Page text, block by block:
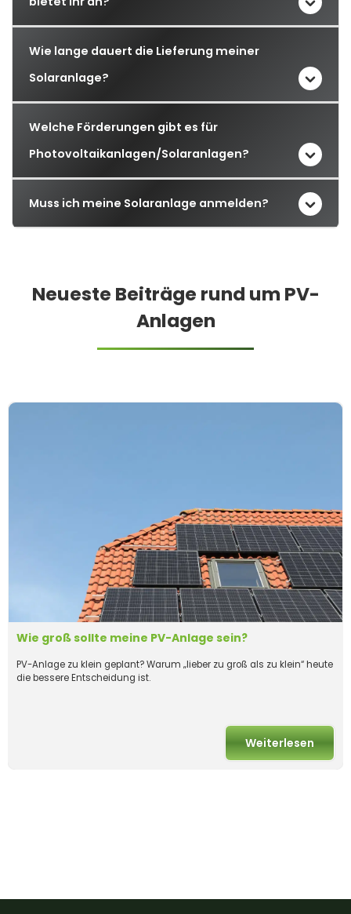
Wie lange dauert die Lieferung meiner
Solaranlage?
Welche Förderungen gibt es für
Photovoltaikanlagen/Solaranlagen?
Muss ich meine Solaranlage anmelden?
Neueste Beiträge rund um PV-
Anlagen
Wie groß sollte meine PV-Anlage sein?
PV-Anlage zu klein geplant? Warum „lieber zu groß als zu klein“ heute
die bessere Entscheidung ist.
Weiterlesen